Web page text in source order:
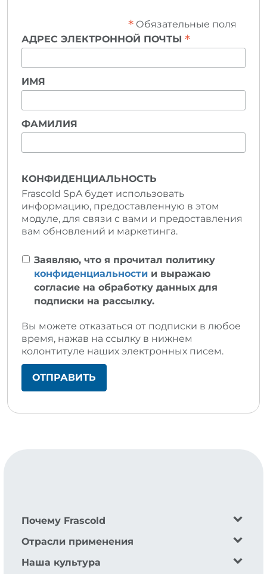
*Обязательные поля
АДРЕС ЭЛЕКТРОННОЙ ПОЧТЫ *
ИМЯ
ФАМИЛИЯ
КОНФИДЕНЦИАЛЬНОСТЬ
Frascold SpA будет использовать
информацию, предоставленную в этом
модуле, для связи с вами и предоставления
вам обновлений и маркетинга.
Заявляю, что я прочитал политику
конфиденциальности и выражаю
согласие на обработку данных для
подписки на рассылку.
Вы можете отказаться от подписки в любое
время, нажав на ссылку в нижнем
колонтитуле наших электронных писем.
Почему Frascold
Отрасли применения
Наша культура